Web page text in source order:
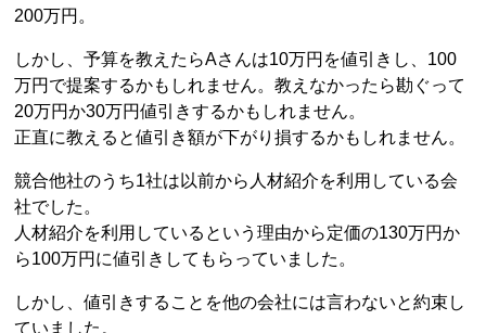
200万円。
しかし、予算を教えたらAさんは10万円を値引きし、100
万円で提案するかもしれません。教えなかったら勘ぐって
20万円か30万円値引きするかもしれません。
正直に教えると値引き額が下がり損するかもしれません。
競合他社のうち1社は以前から人材紹介を利用している会
社でした。
人材紹介を利用しているという理由から定価の130万円か
ら100万円に値引きしてもらっていました。
しかし、値引きすることを他の会社には言わないと約束し
ていました。